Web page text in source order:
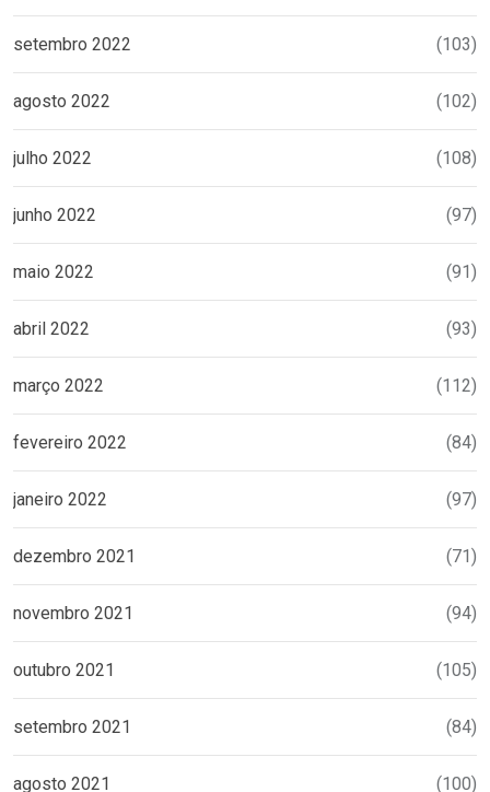
setembro 2022 (103)
agosto 2022 (102)
julho 2022 (108)
junho 2022 (97)
maio 2022 (91)
abril 2022 (93)
março 2022 (112)
fevereiro 2022 (84)
janeiro 2022 (97)
dezembro 2021 (71)
novembro 2021 (94)
outubro 2021 (105)
setembro 2021 (84)
agosto 2021 (100)